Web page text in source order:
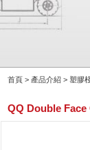
首頁 > 產品介紹 > 塑膠
QQ Double